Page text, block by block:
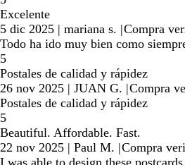
Excelente
5 dic 2025 | mariana s. |Compra
Todo ha ido muy bien como
5
Postales de calidad y rápidez
26 nov 2025 | JUAN G. |Compra
Postales de calidad y rápidez
5
Beautiful. Affordable. Fast.
22 nov 2025 | Paul M. |Compra
I was able to design these